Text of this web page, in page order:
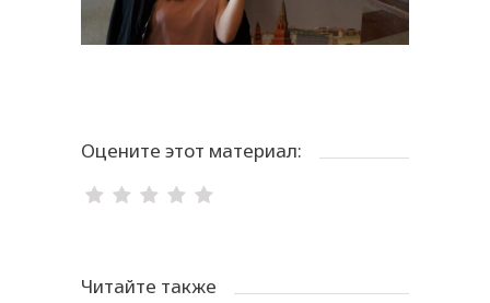
Оцените этот материал:
Читайте также